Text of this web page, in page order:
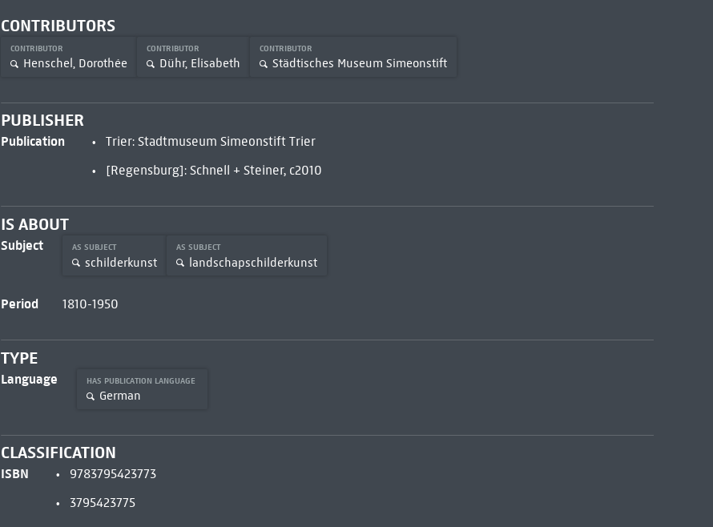
CONTRIBUTORS
CONTRIBUTOR
Henschel, Dorothée
CONTRIBUTOR
Dühr, Elisabeth
CONTRIBUTOR
Städtisches Museum Simeonstift
PUBLISHER
Publication
Trier: Stadtmuseum Simeonstift Trier
[Regensburg]: Schnell + Steiner, c2010
IS ABOUT
Subject AS SUBJECT
schilderkunst
AS SUBJECT
landschapschilderkunst
Period 1810-1950
TYPE
Language HAS PUBLICATION LANGUAGE
German
CLASSIFICATION
ISBN
9783795423773
3795423775